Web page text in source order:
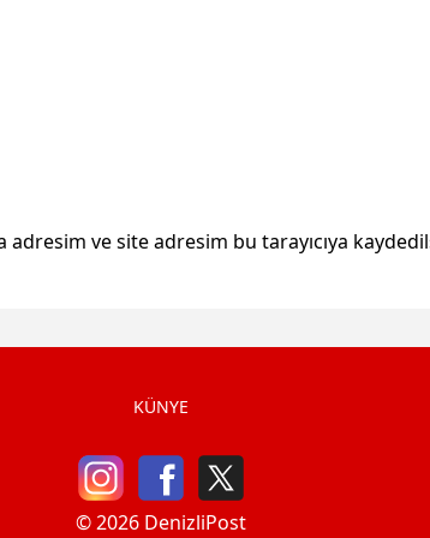
ve site adresim bu tarayıcıya
KÜNYE
© 2026 DenizliPost